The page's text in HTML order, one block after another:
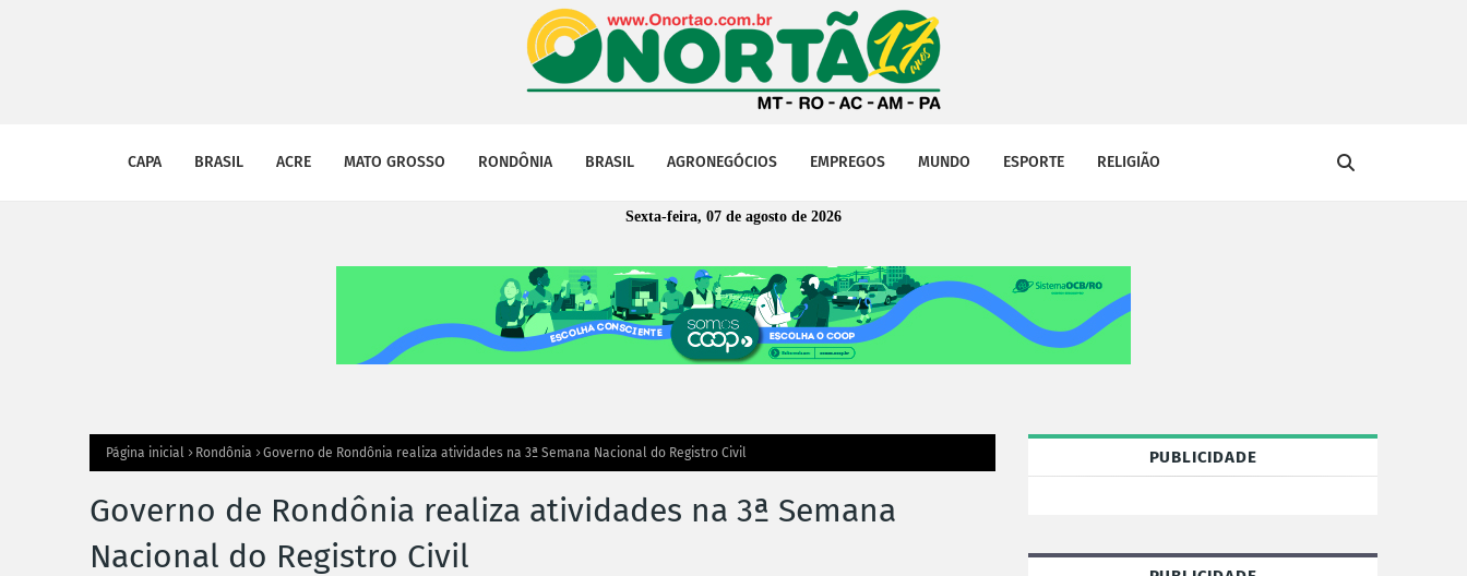
CAPA BRASIL ACRE MATO GROSSO RONDÔNIA BRASIL AGRONEGÓCIOS EMPREGOS MUNDO ESPORTE RELIGIÃO
Sexta-feira, 07 de agosto de 2026
Página inicial Rondônia Governo de Rondônia realiza atividades na 3ª Semana Nacional do Registro Civil
Governo de Rondônia realiza atividades na 3ª Semana
Nacional do Registro Civil
PUBLICIDADE